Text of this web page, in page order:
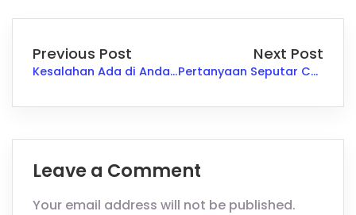
Previous Post
Kesalahan Ada di Anda: 5 Alasan Anda Gagal di Wawancara Kedua
Next Post
Pertanyaan Seputar COVID-19 di Lingkungan Kerja yang Sering Muncul
Leave a Comment
Your email address will not be published.